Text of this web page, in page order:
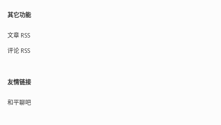
其它功能
文章 RSS
评论 RSS
友情链接
和平聊吧